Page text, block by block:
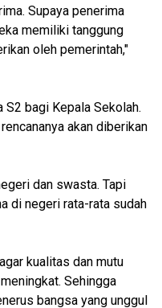
Supaya penerima
memiliki tanggung
oleh pemerintah,"
bagi Kepala Sekolah.
akan diberikan
dan swasta. Tapi
di negeri rata-rata sudah
kualitas dan mutu
Sehingga
bangsa yang unggul